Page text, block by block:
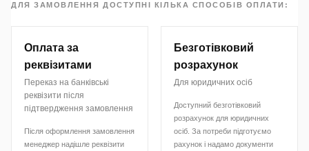
ДЛЯ ЗАМОВЛЕННЯ ДОСТУПНІ КІЛЬКА СПОСОБІВ ОПЛАТИ:
Оплата за
реквізитами
Переказ на банківські
реквізити після
підтвердження замовлення
Після оформлення замовлення
менеджер надішле реквізити
Безготівковий
розрахунок
Для юридичних осіб
Доступний безготівковий
розрахунок для юридичних
осіб. За потреби підготуємо
рахунок і надамо документи